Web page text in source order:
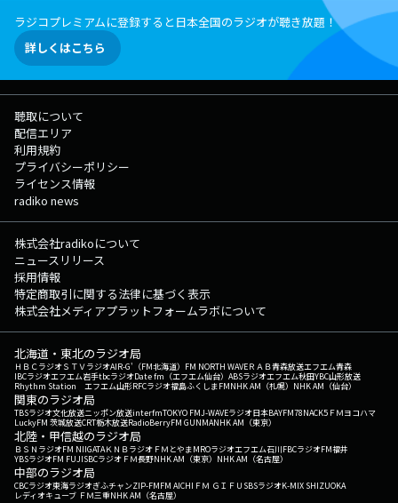
ラジコプレミアムに登録すると日本全国のラジオが聴き放題！
詳しくはこちら
聴取について
配信エリア
利用規約
プライバシーポリシー
ライセンス情報
radiko news
株式会社radikoについて
ニュースリリース
採用情報
特定商取引に関する法律に基づく表示
株式会社メディアプラットフォームラボについて
北海道・東北のラジオ局
ＨＢＣラジオＳＴＶラジオAIR-G'（FM北海道） FM NORTH WAVEＲＡＢ青森放送エフエム青森
IBCラジオエフエム岩手tbcラジオDate fm（エフエム仙台） ABSラジオエフエム秋田YBC山形放送
Rhythm Station エフエム山形RFCラジオ福島ふくしまFMNHK AM（札幌） NHK AM（仙台）
関東のラジオ局
TBSラジオ文化放送ニッポン放送interfmTOKYO FMJ-WAVEラジオ日本BAYFM78NACK5 ＦＭヨコハマ
LuckyFM 茨城放送CRT栃木放送RadioBerryFM GUNMANHK AM（東京）
北陸・甲信越のラジオ局
ＢＳＮラジオFM NIIGATAＫＮＢラジオ ＦＭとやまMROラジオエフエム石川FBCラジオFM福井
YBSラジオFM FUJISBCラジオ ＦＭ長野NHK AM（東京） NHK AM（名古屋）
中部のラジオ局
CBCラジオ東海ラジオぎふチャンZIP-FMFM AICHI ＦＭ ＧＩＦＵ SBSラジオK-MIX SHIZUOKA
レディオキューブ ＦＭ三重NHK AM（名古屋）